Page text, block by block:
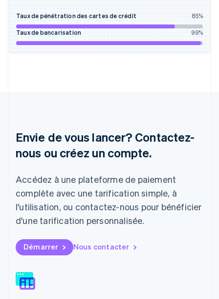
Taux de pénétration des cartes de crédit 85%
Taux de bancarisation 99%
Envie de vous lancer? Contactez-
nous ou créez un compte.
Accédez à une plateforme de paiement
complète avec une tarification simple, à
l'utilisation, ou contactez-nous pour bénéficier
d'une tarification personnalisée.
Démarrer Nous contacter
English
Hongrie
English
Lettonie
English
Liechtenstein
English
Luxembourg
Malaisie
English简体中文
English
Mexique
Norvège
English
Nouvelle-Zélande